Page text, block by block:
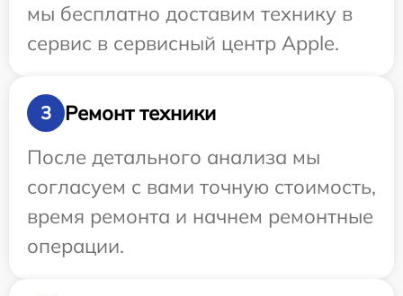
мы бесплатно доставим технику в
сервис в сервисный центр Apple.
3
Ремонт техники
После детального анализа мы
согласуем с вами точную стоимость,
время ремонта и начнем ремонтные
операции.